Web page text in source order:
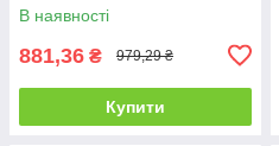
В наявності
881,36 ₴ 979,29 ₴
Купити